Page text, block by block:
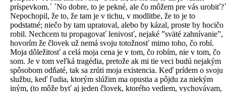
príspevkom.´ ´No dobre, to je pekné, ale čo môžem pre vás urobiť?´
Nepochopil, že to, že tam je v tichu, v modlitbe, že to je to
podstatné; niečo by tam upratoval, alebo by kázal, proste by hocičo
robil. Nechcem tu propagovať lenivosť, nejaké ”sväté zahnívanie”,
hovorím že človek už nemá svoju totožnosť mimo toho, čo robí.
Moja dôležitosť a celá moja cena je v tom, čo robím, nie v tom, čo
som. Je v tom veľká tragédia, pretože ak mi tie veci budú nejakým
spôsobom odňaté, tak sa zrúti moja existencia. Keď prídem o svoju
službu, keď ľudia, ktorým slúžim ma opustia a pôjdu za niekým
iným, (to môže byť aj jeden človek, ktorého vediem, vychovávam,